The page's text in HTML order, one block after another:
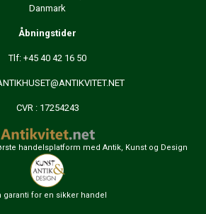
Danmark
Åbningstider
Tlf: +45 40 42 16 50
CVR : 17254243
handelsplatform med Antik, Kunst og Design
garanti for en sikker handel